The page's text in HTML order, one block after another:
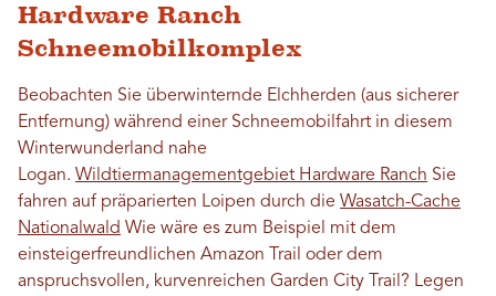
Hardware Ranch
Schneemobilkomplex
Beobachten Sie überwinternde Elchherden (aus sicherer
Entfernung) während einer Schneemobilfahrt in diesem
Winterwunderland nahe
Logan. Wildtiermanagementgebiet Hardware Ranch Sie
fahren auf präparierten Loipen durch die Wasatch-Cache
Nationalwald Wie wäre es zum Beispiel mit dem
einsteigerfreundlichen Amazon Trail oder dem
anspruchsvollen, kurvenreichen Garden City Trail? Legen